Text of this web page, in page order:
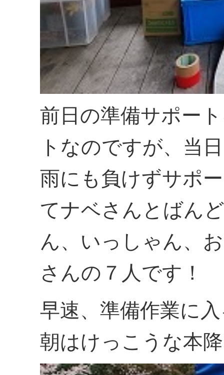
前日の準備サポー
トなのですが、当
雨にも負けずサポ
てナベさんとばん
ん、いっしゃん、
さんの７人です！
早速、準備作業に
朝はけっこうな本